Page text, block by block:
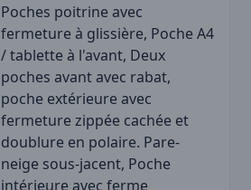
Poches poitrine avec
fermeture à glissière, Poche A4
/ tablette à l'avant, Deux
poches avant avec rabat,
poche extérieure avec
fermeture zippée cachée et
doublure en polaire. Pare-
neige sous-jacent, Poche
intérieure avec ferme